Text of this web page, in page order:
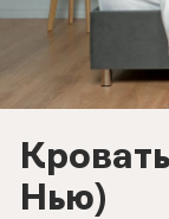
Нью)